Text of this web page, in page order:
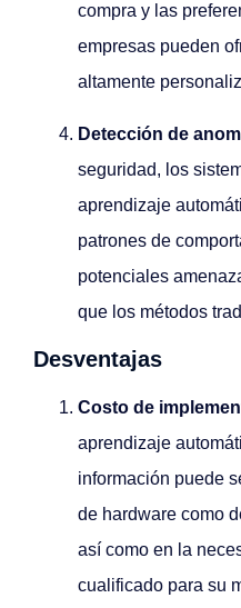
compra y las
empresas pueden
altamente
Detección de
seguridad, los
aprendizaje
patrones de
potenciales
que los métodos
Desventajas
Costo de
aprendizaje
información puede
de hardware como
así como en la
cualificado para su